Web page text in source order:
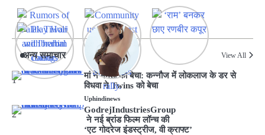
अन्य समाचार View All
1
मां ने ममता को बेचा: कन्नौज में लोकलाज के डर से
विधवा ने Twins को बेचा
Uphindinews
2
GodrejIndustriesGroup
ने नई ब्रांड फिल्म लॉन्च की
‘एट गोदरेज इंडस्ट्रीज, वी क्राफ्ट’